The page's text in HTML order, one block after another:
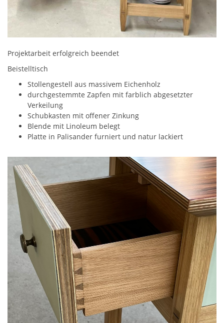
Projektarbeit erfolgreich beendet
Beistelltisch
Stollengestell aus massivem Eichenholz
durchgestemmte Zapfen mit farblich abgesetzter
Verkeilung
Schubkasten mit offener Zinkung
Blende mit Linoleum belegt
Platte in Palisander furniert und natur lackiert